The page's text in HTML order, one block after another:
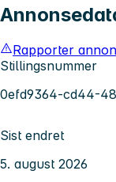
Rapporter
Stillingsnummer
0efd9364-cd44-
Sist endret
5. august 2026